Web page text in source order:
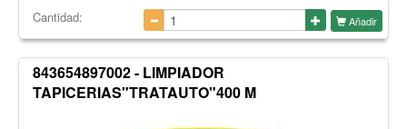
Cantidad: Añadir
843654897002 - LIMPIADOR
TAPICERIAS"TRATAUTO"400 M